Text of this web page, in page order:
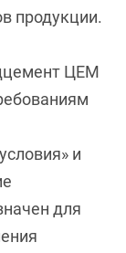
продукции.
ЦЕМ
и
для